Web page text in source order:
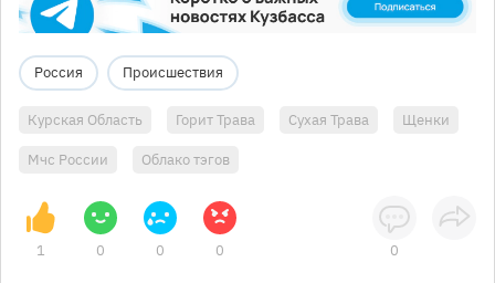
Россия Происшествия
Курская Область Горит Трава Сухая Трава Щенки
Мчс России Облако тэгов
1 0 0 0 0